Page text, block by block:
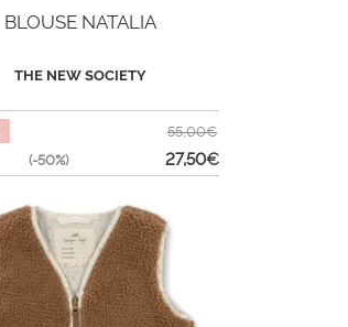
BLOUSE NATALIA
THE NEW SOCIETY
(-50%)
55,00€
27,50€